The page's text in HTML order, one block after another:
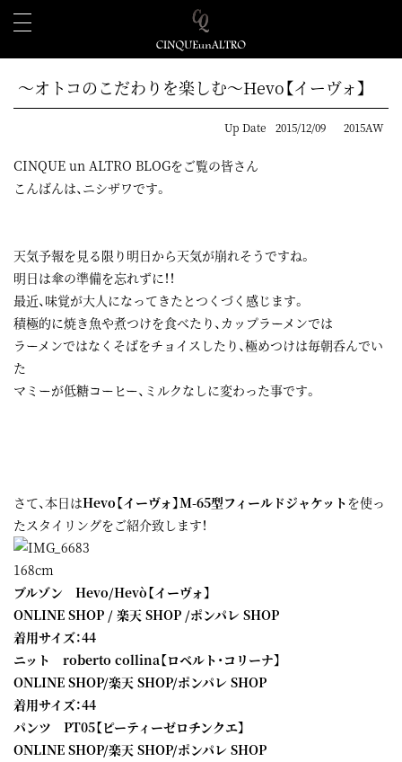
～オトコのこだわりを楽しむ～Hevo【イーヴォ】
Up Date 2015/12/09 2015AW
CINQUE un ALTRO BLOGをご覧の皆さん
こんばんは、ニシザワです。
天気予報を見る限り明日から天気が崩れそうですね。
明日は傘の準備を忘れずに！！
最近、味覚が大人になってきたとつくづく感じます。
積極的に焼き魚や煮つけを食べたり、カップラーメンでは
ラーメンではなくそばをチョイスしたり、極めつけは毎朝呑んでい
た
マミーが低糖コーヒー、ミルクなしに変わった事です。
さて、本日はHevo【イーヴォ】M-65型フィールドジャケット を使っ
たスタイリングをご紹介致します！
168cm
ブルゾン Hevo/Hevò【イーヴォ】
ONLINE SHOP / 楽天 SHOP /ポンパレ SHOP
着用サイズ：44
ニット roberto collina【ロベルト・コリーナ】
ONLINE SHOP/楽天 SHOP/ポンパレ SHOP
着用サイズ：44
パンツ PT05【ピーティーゼロチンクエ】
ONLINE SHOP/楽天 SHOP/ポンパレ SHOP